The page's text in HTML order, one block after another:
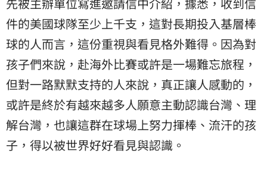
件的美國球隊至少上千支，這對長期投入基層棒
球的人而言，這份重視與看見格外難得。因為對
孩子們來說，赴海外比賽或許是一場難忘旅程，
但對一路默默支持的人來說，真正讓人感動的，
或許是終於有越來越多人願意主動認識台灣、理
解台灣，也讓這群在球場上努力揮棒、流汗的孩
子，得以被世界好好看見與認識。